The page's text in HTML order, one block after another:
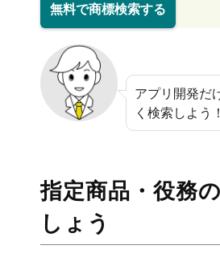
無料で商標検索する
アプリ開発だ
く検索しよう！
指定商品・役務
しょう